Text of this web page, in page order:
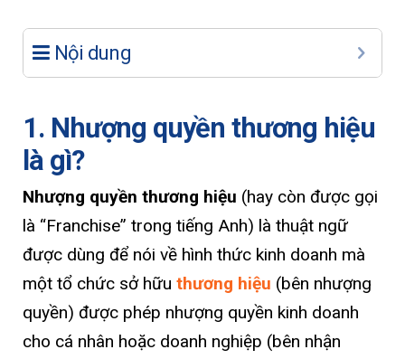
Nội dung
1. Nhượng quyền thương hiệu
là gì?
Nhượng quyền thương hiệu (hay còn được gọi
là “Franchise” trong tiếng Anh) là thuật ngữ
được dùng để nói về hình thức kinh doanh mà
một tổ chức sở hữu thương hiệu (bên nhượng
quyền) được phép nhượng quyền kinh doanh
cho cá nhân hoặc doanh nghiệp (bên nhận